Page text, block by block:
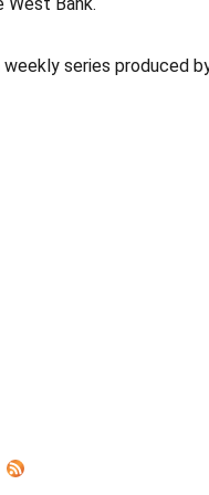
series produced